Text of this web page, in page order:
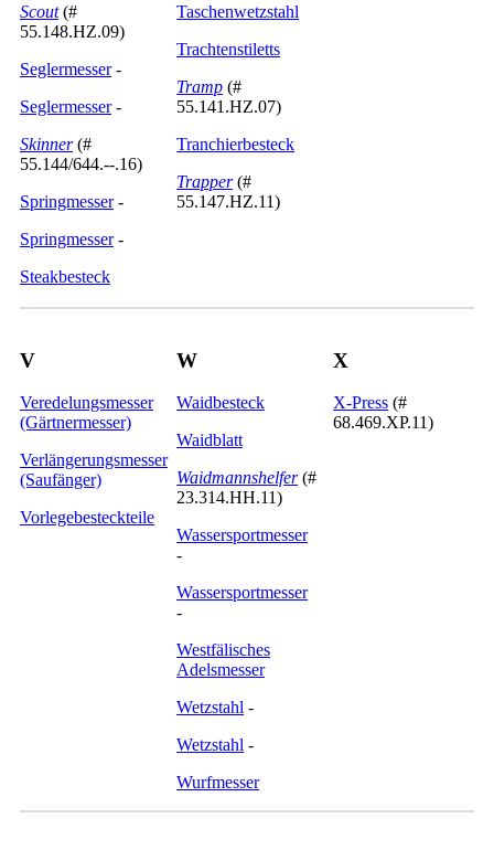
Scout(#
55.148.HZ.09)
Seglermesser-
Seglermesser-
Skinner(#
55.144/644.--.16)
Springmesser-
Springmesser-
Steakbesteck
Taschenwetzstahl
Trachtenstiletts
Tramp (#
55.141.HZ.07)
Tranchierbesteck
Trapper(#
55.147.HZ.11)
V
Veredelungsmesser
(Gärtnermesser)
Verlängerungsmesser
(Saufänger)
Vorlegebesteckteile
W
Waidbesteck
Waidblatt
Waidmannshelfer(#
23.314.HH.11)
Wassersportmesser
-
Wassersportmesser
-
Westfälisches
Adelsmesser
Wetzstahl -
Wetzstahl -
Wurfmesser
X
X-Press (#
68.469.XP.11)